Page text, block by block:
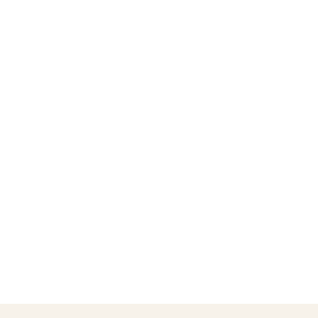
qualité initiale conditionne l’ensemble du processus de